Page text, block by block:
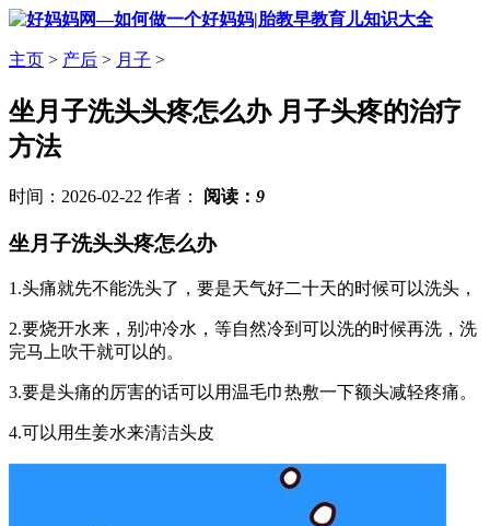
主页 > 产后 > 月子 >
坐月子洗头头疼怎么办 ​月子头疼的治疗
方法
时间：2026-02-22 作者： 阅读： 9
坐月子洗头头疼怎么办
1.头痛就先不能洗头了，要是天气好二十天的时候可以洗头，
2.要烧开水来，别冲冷水，等自然冷到可以洗的时候再洗，洗
完马上吹干就可以的。
3.要是头痛的厉害的话可以用温毛巾热敷一下额头减轻疼痛。
4.可以用生姜水来清洁头皮